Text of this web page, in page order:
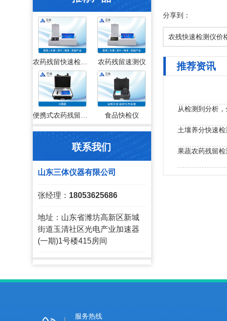
农药残留速测仪
食品快检仪
联系我们
山东三体仪器有限公司
张经理： 18053625686
地址：山东省潍坊高新区新城
街道玉清社区光电产业加速器
(一期)1号楼415房间
分享到：
农残快速检测仪价
推荐资讯
从检测到分析
土壤养分快速
果蔬农药残留
服务热线